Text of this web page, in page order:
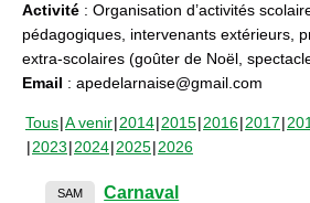
Activité : Organisation d’activités
pédagogiques, intervenants extérieurs,
extra-scolaires (goûter de Noël,
Email : apedelarnaise@gmail.com
Tous A venir 2014 2015 2016 2017
2023 2024 2025 2026
SAM Carnaval